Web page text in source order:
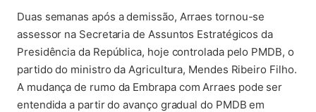
Duas semanas após a demissão, Arraes tornou-se
assessor na Secretaria de Assuntos Estratégicos da
Presidência da República, hoje controlada pelo PMDB, o
partido do ministro da Agricultura, Mendes Ribeiro Filho.
A mudança de rumo da Embrapa com Arraes pode ser
entendida a partir do avanço gradual do PMDB em